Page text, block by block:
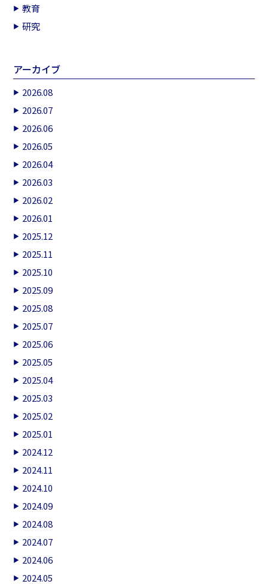
教育
研究
アーカイブ
2026.08
2026.07
2026.06
2026.05
2026.04
2026.03
2026.02
2026.01
2025.12
2025.11
2025.10
2025.09
2025.08
2025.07
2025.06
2025.05
2025.04
2025.03
2025.02
2025.01
2024.12
2024.11
2024.10
2024.09
2024.08
2024.07
2024.06
2024.05